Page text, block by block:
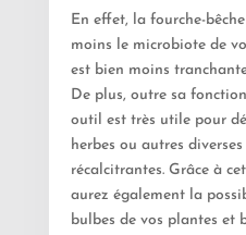
En effet, la fourche-
moins le microbiote de
est bien moins
De plus, outre sa
outil est très utile pour
herbes ou autres
récalcitrantes. Grâce à
aurez également la
bulbes de vos plantes et